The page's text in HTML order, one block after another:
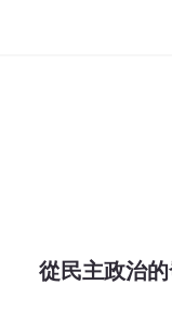
從民主政治